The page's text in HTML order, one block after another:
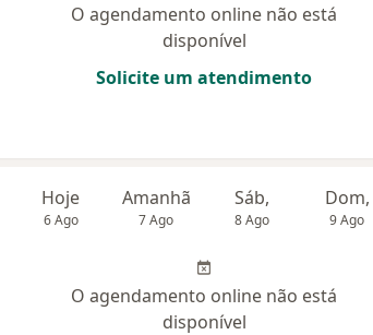
O agendamento online não está
disponível
Solicite um atendimento
Hoje
6 Ago
Amanhã
7 Ago
Sáb,
8 Ago
Dom,
9 Ago
O agendamento online não está
disponível